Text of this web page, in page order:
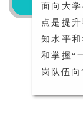
面向大
点是提
知水平
和掌握“
岗队伍向